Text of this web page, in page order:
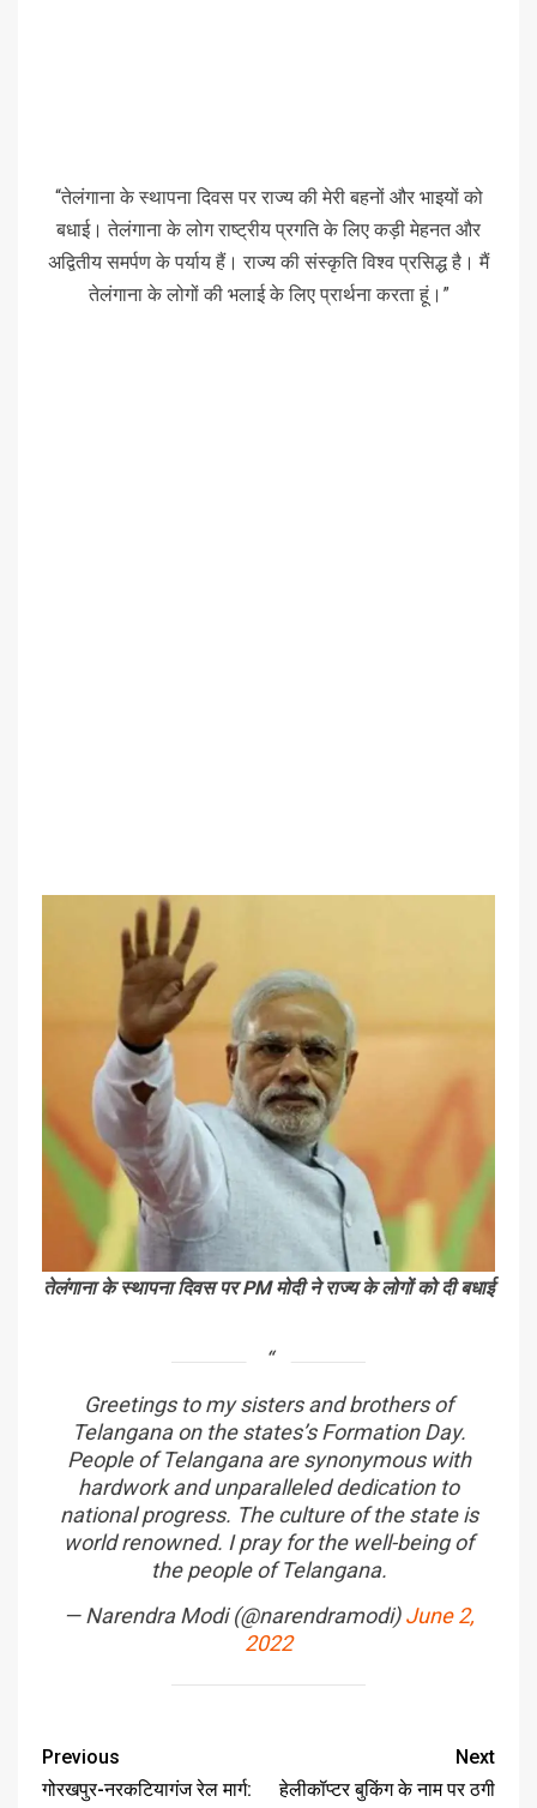
“तेलंगाना के स्थापना दिवस पर राज्य की मेरी बहनों और भाइयों को
बधाई। तेलंगाना के लोग राष्ट्रीय प्रगति के लिए कड़ी मेहनत और
अद्वितीय समर्पण के पर्याय हैं। राज्य की संस्कृति विश्व प्रसिद्ध है। मैं
तेलंगाना के लोगों की भलाई के लिए प्रार्थना करता हूं।”
तेलंगाना के स्थापना दिवस पर PM मोदी ने राज्य के लोगों को दी बधाई
Greetings to my sisters and brothers of
Telangana on the states’s Formation Day.
People of Telangana are synonymous with
hardwork and unparalleled dedication to
national progress. The culture of the state is
world renowned. I pray for the well-being of
the people of Telangana.
— Narendra Modi (@narendramodi)June 2,
2022
Previous
गोरखपुर-नरकटियागंज रेल मार्ग:
Next
हेलीकॉप्टर बुकिंग के नाम पर ठगी